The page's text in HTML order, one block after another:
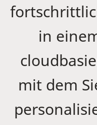
in
mit dem